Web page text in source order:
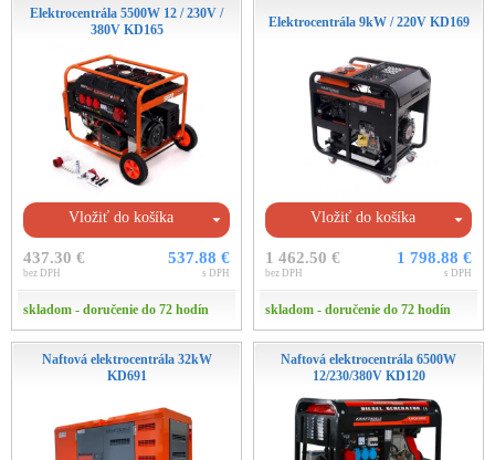
Elektrocentrála 5500W 12 / 230V /
380V KD165
Vložiť do košíka
437.30 €
bez DPH
537.88 €
s DPH
skladom - doručenie do 72 hodín
Elektrocentrála 9kW / 220V KD169
Vložiť do košíka
1 462.50 €
bez DPH
1 798.88 €
s DPH
skladom - doručenie do 72 hodín
Naftová elektrocentrála 32kW
KD691
Naftová elektrocentrála 6500W
12/230/380V KD120